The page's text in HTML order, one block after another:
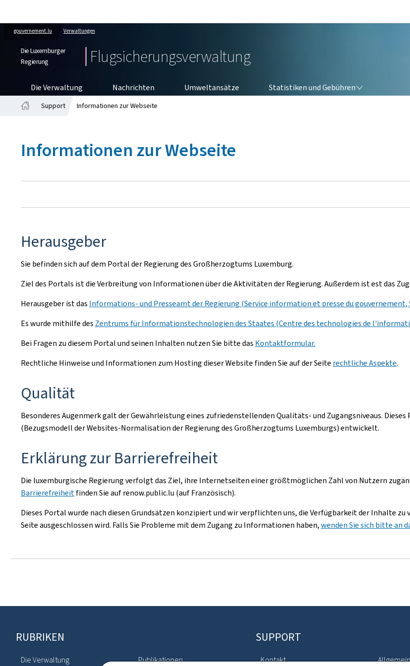
gouvernement.lu Verwaltungen
Die Luxemburger
Regierung
Flugsicherungsverwaltung
Die Verwaltung Nachrichten Umweltansätze Statistiken und Gebühren
Support Informationen zur Webseite
Informationen zur Webseite
Herausgeber
Sie befinden sich auf dem Portal der Regierung des Großherzogtums Luxemburg.
Ziel des Portals ist die Verbreitung von Informationen über die Aktivitäten der Regierung. Außerdem ist est das
Herausgeber ist das Informations- und Presseamt der Regierung (Service information et presse du gouvernement,
Es wurde mithilfe des Zentrums für Informationstechnologien des Staates (Centre des technologies de
Bei Fragen zu diesem Portal und seinen Inhalten nutzen Sie bitte das Kontaktformular.
Rechtliche Hinweise und Informationen zum Hosting dieser Website finden Sie auf der Seite rechtliche Aspekte.
Qualität
Besonderes Augenmerk galt der Gewährleistung eines zufriedenstellenden Qualitäts- und Zugangsniveaus.
(Bezugsmodell der Websites-Normalisation der Regierung des Großherzogtums Luxemburgs) entwickelt.
Erklärung zur Barrierefreiheit
Die luxemburgische Regierung verfolgt das Ziel, ihre Internetseiten einer größtmöglichen Zahl von Nutzern
Barrierefreiheitfinden Sie auf renow.public.lu (auf Französisch).
Dieses Portal wurde nach diesen Grundsätzen konzipiert und wir verpflichten uns, die Verfügbarkeit der Inhalte
Seite ausgeschlossen wird. Falls Sie Probleme mit dem Zugang zu Informationen haben,wenden Sie sich bitte an
Footer
RUBRIKEN
Die Verwaltung Publikationen
SUPPORT
Kontakt